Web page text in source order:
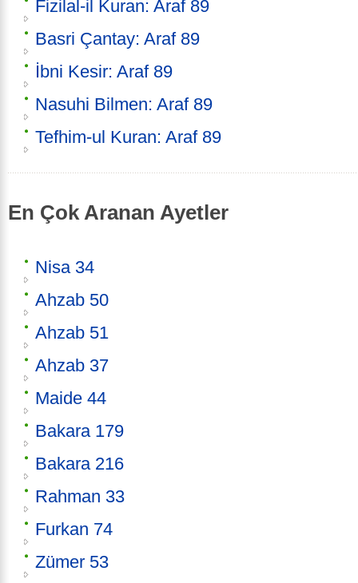
Fizilal-il Kuran: Araf 89
Basri Çantay: Araf 89
İbni Kesir: Araf 89
Nasuhi Bilmen: Araf 89
Tefhim-ul Kuran: Araf 89
En Çok Aranan Ayetler
Nisa 34
Ahzab 50
Ahzab 51
Ahzab 37
Maide 44
Bakara 179
Bakara 216
Rahman 33
Furkan 74
Zümer 53